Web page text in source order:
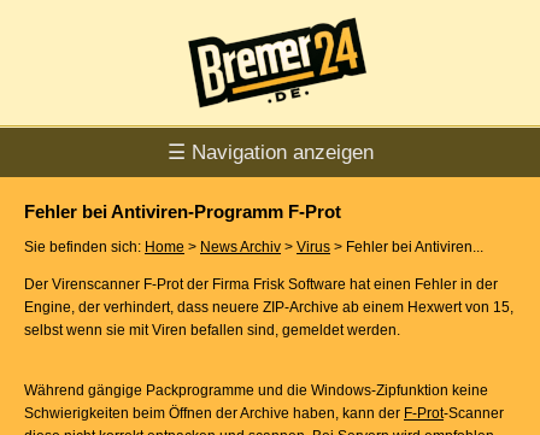
☰ Navigation anzeigen
Fehler bei Antiviren-Programm F-Prot
Sie befinden sich: Home > News Archiv > Virus > Fehler bei Antiviren...
Der Virenscanner F-Prot der Firma Frisk Software hat einen Fehler in der
Engine, der verhindert, dass neuere ZIP-Archive ab einem Hexwert von 15,
selbst wenn sie mit Viren befallen sind, gemeldet werden.
Während gängige Packprogramme und die Windows-Zipfunktion keine
Schwierigkeiten beim Öffnen der Archive haben, kann der F-Prot-Scanner